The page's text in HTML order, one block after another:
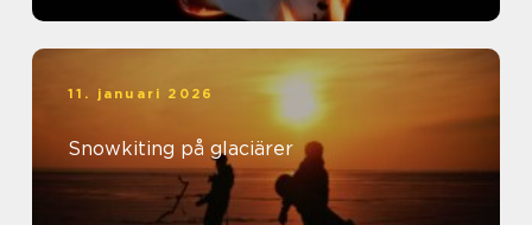
11. januari 2026
Snowkiting på glaciärer